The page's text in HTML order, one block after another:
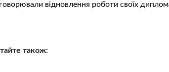
відновлення роботи своїх
також: